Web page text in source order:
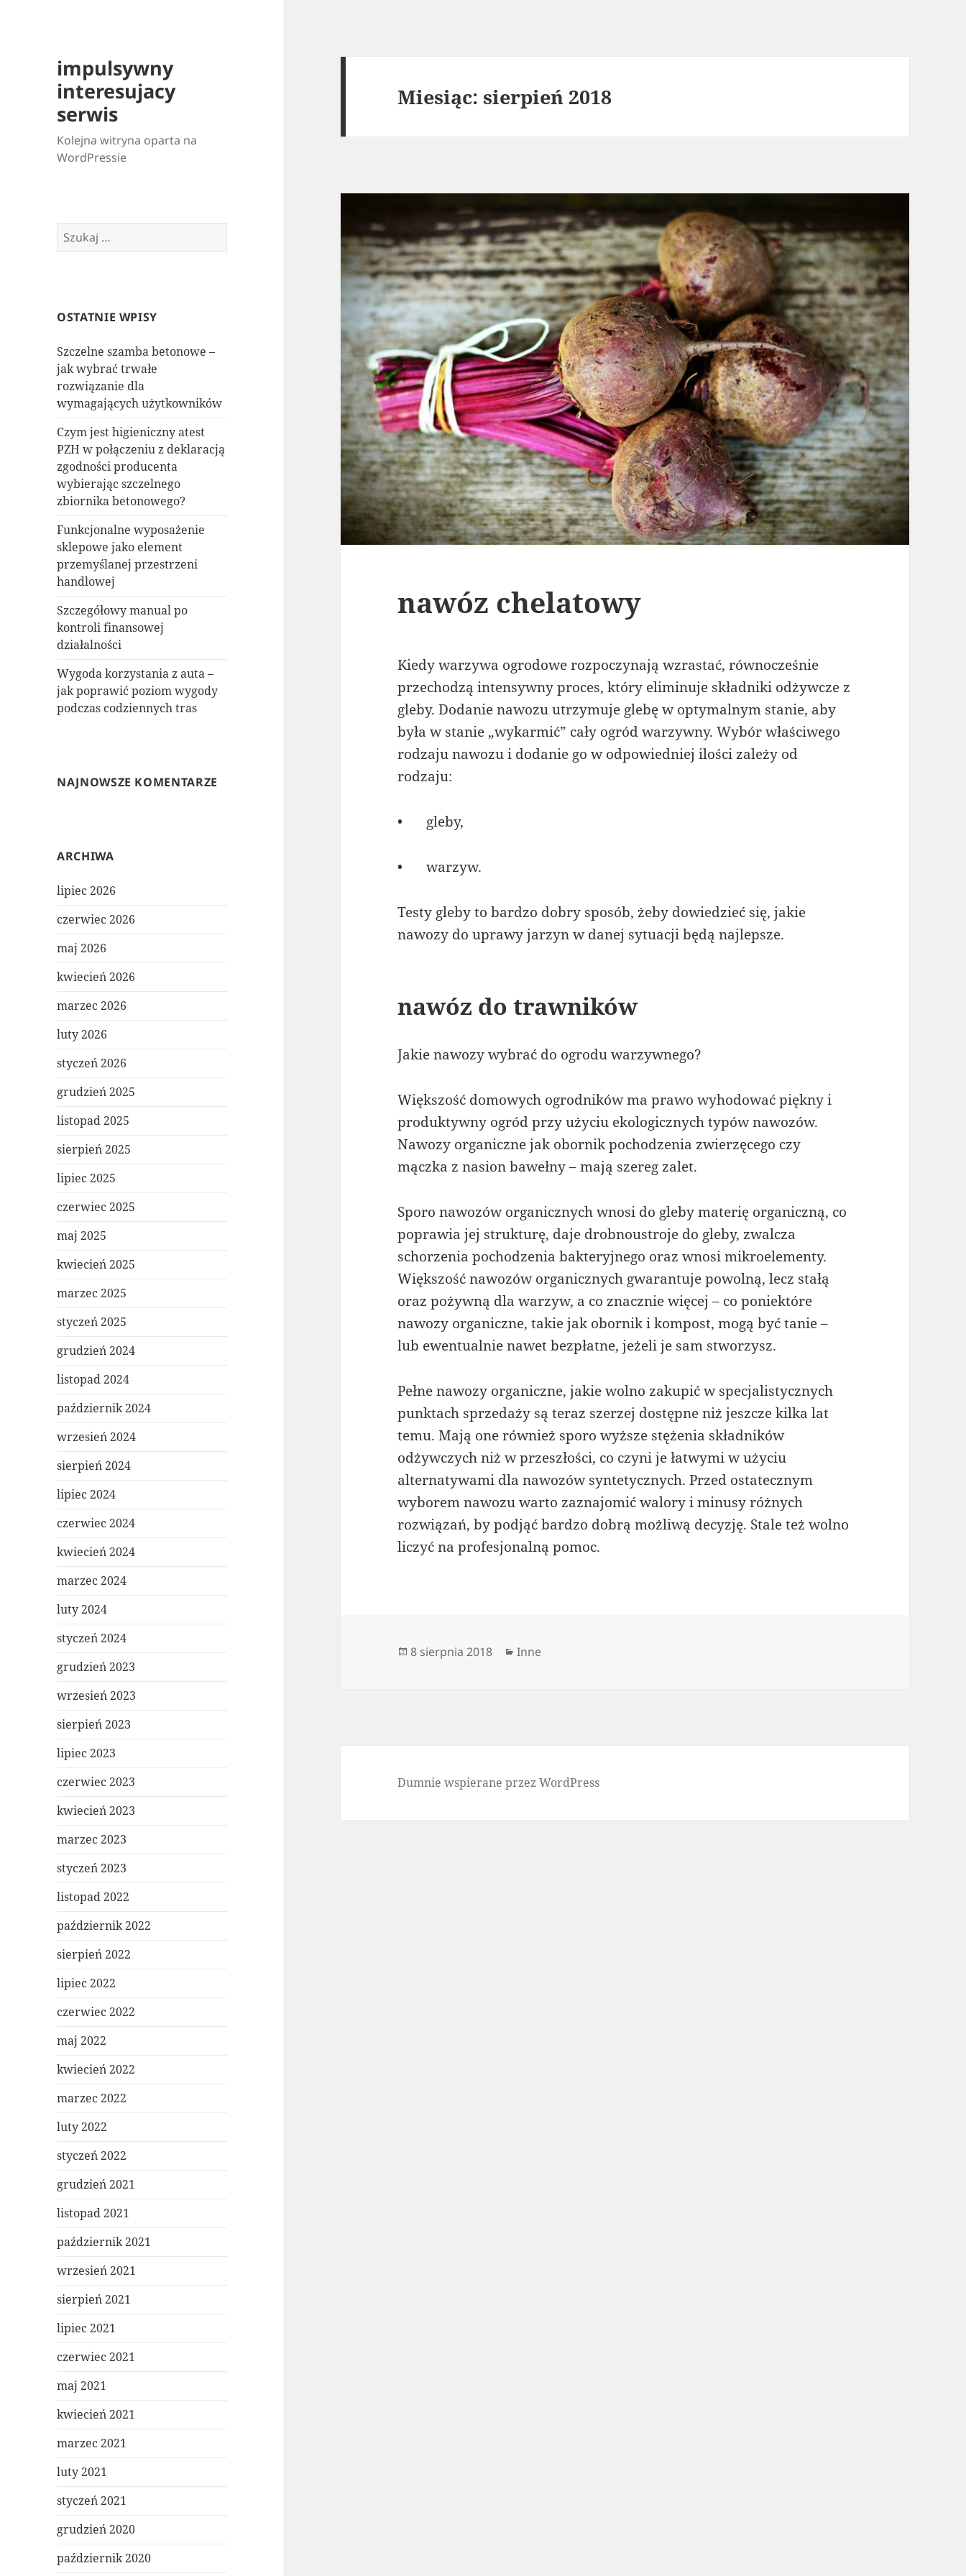
impulsywny
interesujacy
serwis
Kolejna witryna oparta na
WordPressie
Szukaj:
OSTATNIE WPISY
Szczelne szamba betonowe –
jak wybrać trwałe
rozwiązanie dla
wymagających użytkowników
Czym jest higieniczny atest
PZH w połączeniu z deklaracją
zgodności producenta
wybierając szczelnego
zbiornika betonowego?
Funkcjonalne wyposażenie
sklepowe jako element
przemyślanej przestrzeni
handlowej
Szczegółowy manual po
kontroli finansowej
działalności
Wygoda korzystania z auta –
jak poprawić poziom wygody
podczas codziennych tras
NAJNOWSZE KOMENTARZE
ARCHIWA
lipiec 2026
czerwiec 2026
maj 2026
kwiecień 2026
marzec 2026
luty 2026
styczeń 2026
grudzień 2025
listopad 2025
sierpień 2025
lipiec 2025
czerwiec 2025
maj 2025
kwiecień 2025
marzec 2025
styczeń 2025
grudzień 2024
listopad 2024
październik 2024
wrzesień 2024
sierpień 2024
lipiec 2024
czerwiec 2024
kwiecień 2024
marzec 2024
luty 2024
styczeń 2024
grudzień 2023
wrzesień 2023
sierpień 2023
lipiec 2023
czerwiec 2023
kwiecień 2023
marzec 2023
styczeń 2023
listopad 2022
październik 2022
sierpień 2022
lipiec 2022
czerwiec 2022
maj 2022
kwiecień 2022
marzec 2022
luty 2022
styczeń 2022
grudzień 2021
listopad 2021
październik 2021
wrzesień 2021
sierpień 2021
lipiec 2021
czerwiec 2021
maj 2021
kwiecień 2021
marzec 2021
luty 2021
styczeń 2021
grudzień 2020
październik 2020
Miesiąc:sierpień 2018
nawóz chelatowy
Kiedy warzywa ogrodowe rozpoczynają wzrastać, równocześnie
przechodzą intensywny proces, który eliminuje składniki odżywcze z
gleby. Dodanie nawozu utrzymuje glebę w optymalnym stanie, aby
była w stanie „wykarmić” cały ogród warzywny. Wybór właściwego
rodzaju nawozu i dodanie go w odpowiedniej ilości zależy od
rodzaju:
• gleby,
• warzyw.
Testy gleby to bardzo dobry sposób, żeby dowiedzieć się, jakie
nawozy do uprawy jarzyn w danej sytuacji będą najlepsze.
nawóz do trawników
Jakie nawozy wybrać do ogrodu warzywnego?
Większość domowych ogrodników ma prawo wyhodować piękny i
produktywny ogród przy użyciu ekologicznych typów nawozów.
Nawozy organiczne jak obornik pochodzenia zwierzęcego czy
mączka z nasion bawełny – mają szereg zalet.
Sporo nawozów organicznych wnosi do gleby materię organiczną, co
poprawia jej strukturę, daje drobnoustroje do gleby, zwalcza
schorzenia pochodzenia bakteryjnego oraz wnosi mikroelementy.
Większość nawozów organicznych gwarantuje powolną, lecz stałą
oraz pożywną dla warzyw, a co znacznie więcej – co poniektóre
nawozy organiczne, takie jak obornik i kompost, mogą być tanie –
lub ewentualnie nawet bezpłatne, jeżeli je sam stworzysz.
Pełne nawozy organiczne, jakie wolno zakupić w specjalistycznych
punktach sprzedaży są teraz szerzej dostępne niż jeszcze kilka lat
temu. Mają one również sporo wyższe stężenia składników
odżywczych niż w przeszłości, co czyni je łatwymi w użyciu
alternatywami dla nawozów syntetycznych. Przed ostatecznym
wyborem nawozu warto zaznajomić walory i minusy różnych
rozwiązań, by podjąć bardzo dobrą możliwą decyzję. Stale też wolno
liczyć na profesjonalną pomoc.
Data
8 sierpnia 2018 Kategorie
Inne
Dumnie wspierane przez WordPress